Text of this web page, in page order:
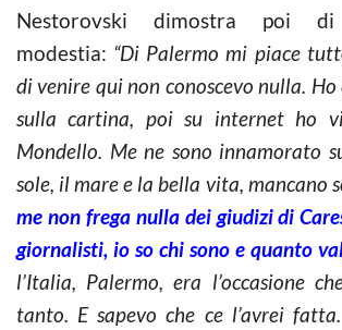
Nestorovski dimostra poi
modestia: “Di Palermo mi piace
di venire qui non conoscevo nulla.
sulla cartina, poi su internet ho
Mondello. Me ne sono innamorato
sole, il mare e la bella vita, mancano
me non frega nulla dei giudizi di
giornalisti, io so chi sono e quanto
l’Italia, Palermo, era l’occasione
tanto. E sapevo che ce l’avrei fatta.